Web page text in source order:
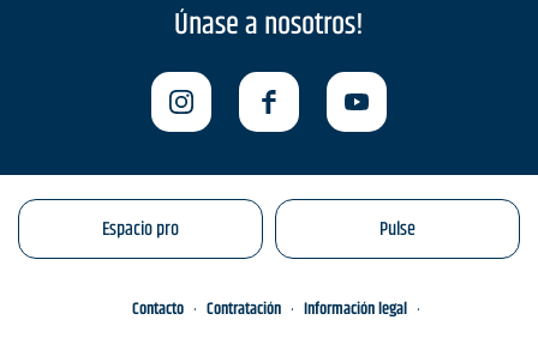
Únase a nosotros!
Espacio pro Pulse
Contacto Contratación
Información legal